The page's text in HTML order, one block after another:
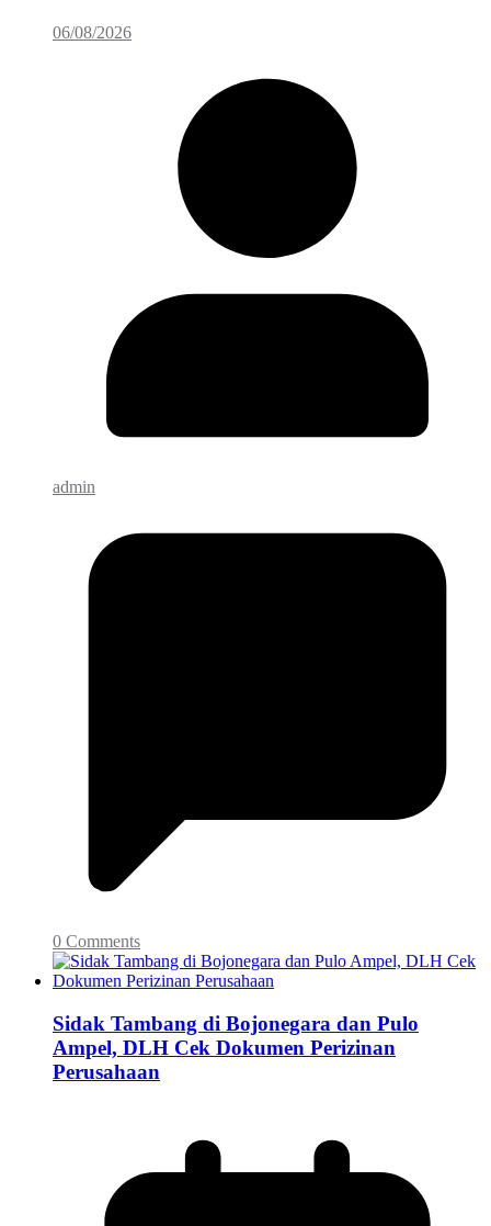
06/08/2026
admin
0 Comments
Sidak Tambang di Bojonegara dan Pulo
Ampel, DLH Cek Dokumen Perizinan
Perusahaan